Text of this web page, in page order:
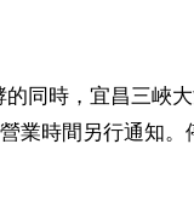
同時，宜昌三峽
業時間另行通知